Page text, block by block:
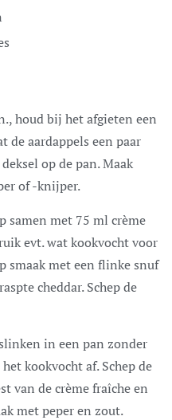
houd bij het afgieten een
de aardappels een paar
op de pan. Maak
of -knijper.
samen met 75 ml crème
evt. wat kookvocht voor
smaak met een flinke snuf
cheddar. Schep de
in een pan zonder
kookvocht af. Schep de
van de crème fraîche en
met peper en zout.